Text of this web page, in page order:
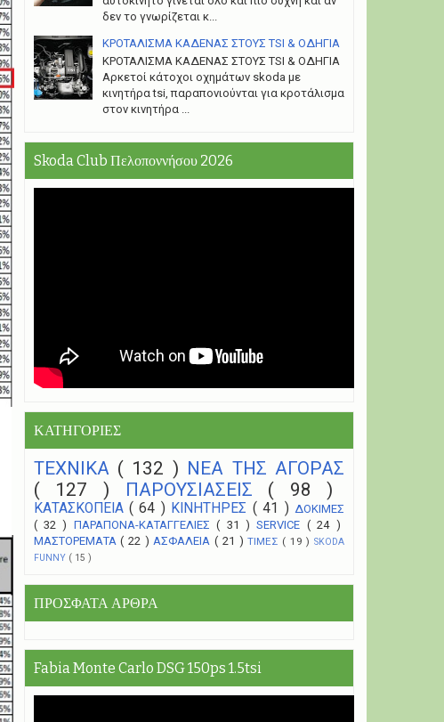
δεν το γνωρίζεται κ...
ΚΡΟΤΑΛΙΣΜΑ ΚΑΔΕΝΑΣ ΣΤΟΥΣ TSI & ΟΔΗΓΙΑ
ΚΡΟΤΑΛΙΣΜΑ ΚΑΔΕΝΑΣ ΣΤΟΥΣ TSI & ΟΔΗΓΙΑ
Αρκετοί κάτοχοι οχημάτων skoda με
κινητήρα tsi, παραπονιούνται για κροτάλισμα
στον κινητήρα ...
Skoda Club Πελοποννήσου 2026
ΚΑΤΗΓΟΡΙΕΣ
ΤΕΧΝΙΚΑ ( 132 ) NEA THΣ ΑΓΟΡΑΣ
( 127 )
ΠΑΡΟΥΣΙΑΣΕΙΣ ( 98 )
ΚΑΤΑΣΚΟΠΕΙΑ( 64 ) ΚΙΝΗΤΗΡΕΣ ( 41 ) ΔΟΚΙΜΕΣ
( 32 ) ΠΑΡΑΠΟΝΑ-ΚΑΤΑΓΓΕΛΙΕΣ( 31 )SERVICE ( 24 )
ΜΑΣΤΟΡΕΜΑΤΑ( 22 )ΑΣΦΑΛΕΙΑ( 21 )ΤΙΜΕΣ ( 19 )SKODA
FUNNY ( 15 )
ΠΡΟΣΦΑΤΑ ΑΡΘΡΑ
Fabia Monte Carlo DSG 150ps 1.5tsi